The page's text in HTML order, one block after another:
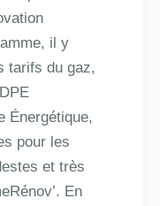
il y
tarifs du gaz,
Énergétique,
pour les
et très
En